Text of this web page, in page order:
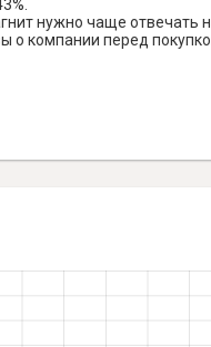
нужно чаще отвечать
о компании перед